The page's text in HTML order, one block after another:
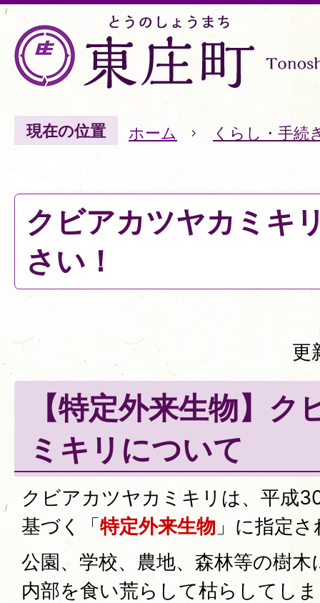
現在の位置 ホーム くらし・手続
クビアカツヤカミキ
さい！
更
【特定外来生物】ク
ミキリについて
クビアカツヤカミキリは、平成
基づく「特定外来生物」に指定
公園、学校、農地、森林等の樹
内部を食い荒らして枯らしてし